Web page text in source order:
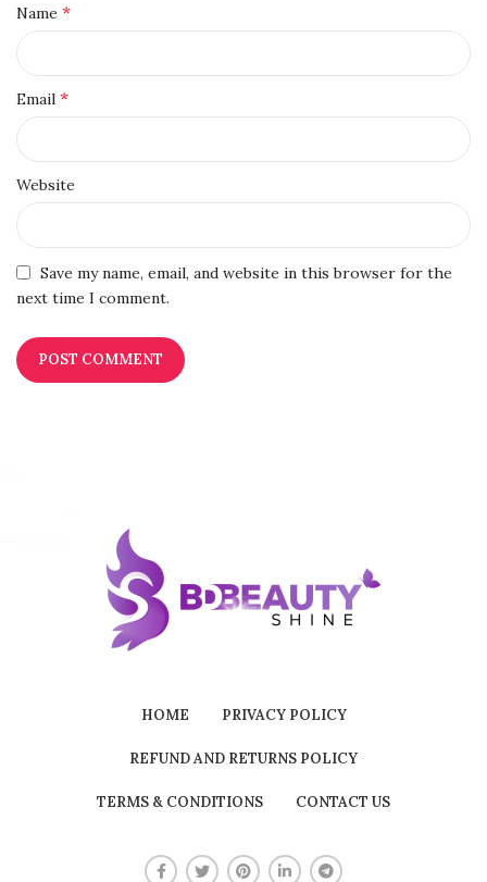
Name *
Email *
Website
Save my name, email, and website in this browser for the
next time I comment.
HOME PRIVACY POLICY
REFUND AND RETURNS POLICY
TERMS & CONDITIONS CONTACT US